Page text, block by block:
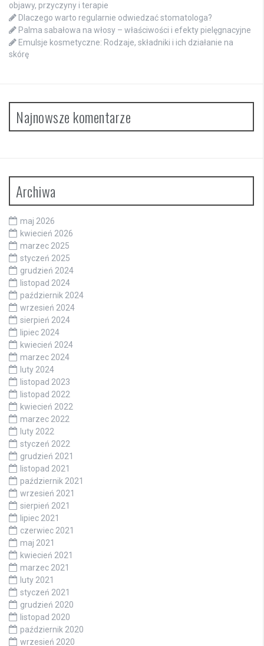
objawy, przyczyny i terapie
Dlaczego warto regularnie odwiedzać stomatologa?
Palma sabałowa na włosy – właściwości i efekty pielęgnacyjne
Emulsje kosmetyczne: Rodzaje, składniki i ich działanie na
skórę
Najnowsze komentarze
Archiwa
maj 2026
kwiecień 2026
marzec 2025
styczeń 2025
grudzień 2024
listopad 2024
październik 2024
wrzesień 2024
sierpień 2024
lipiec 2024
kwiecień 2024
marzec 2024
luty 2024
listopad 2023
listopad 2022
kwiecień 2022
marzec 2022
luty 2022
styczeń 2022
grudzień 2021
listopad 2021
październik 2021
wrzesień 2021
sierpień 2021
lipiec 2021
czerwiec 2021
maj 2021
kwiecień 2021
marzec 2021
luty 2021
styczeń 2021
grudzień 2020
listopad 2020
październik 2020
wrzesień 2020